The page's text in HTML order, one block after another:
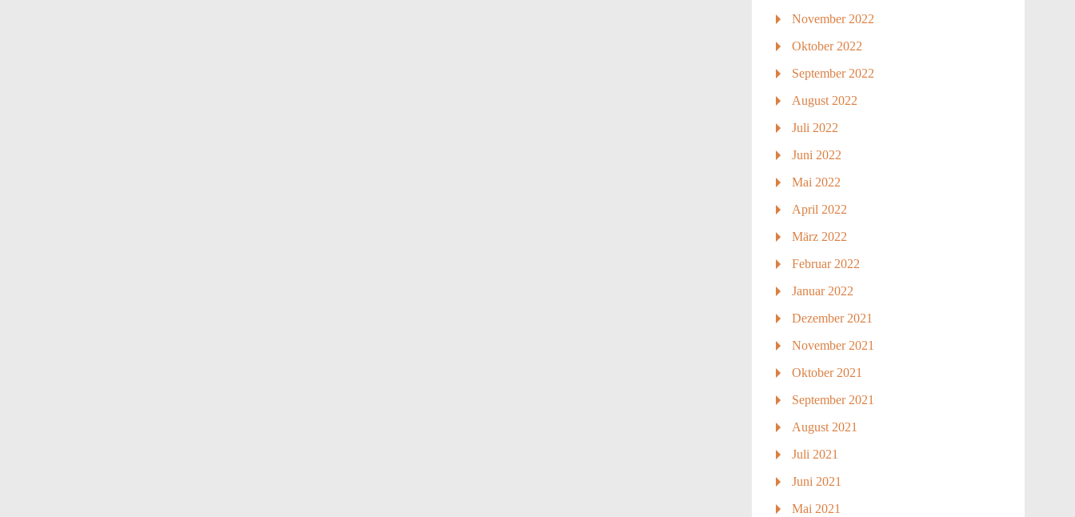
November 2022
Oktober 2022
September 2022
August 2022
Juli 2022
Juni 2022
Mai 2022
April 2022
März 2022
Februar 2022
Januar 2022
Dezember 2021
November 2021
Oktober 2021
September 2021
August 2021
Juli 2021
Juni 2021
Mai 2021